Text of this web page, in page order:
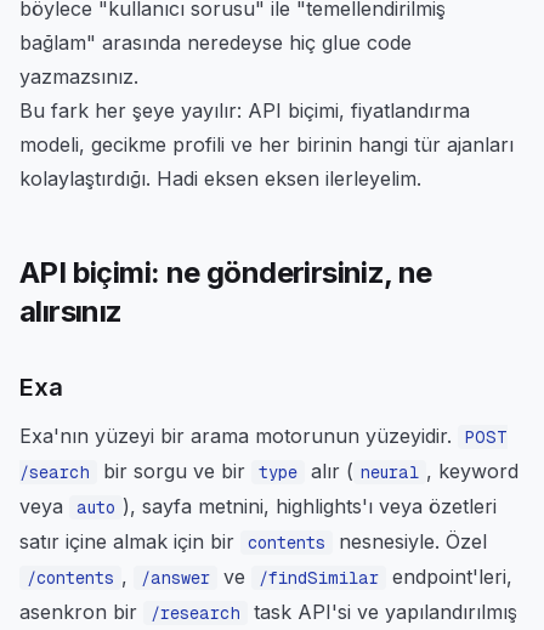
böylece "kullanıcı sorusu" ile "temellendirilmiş
bağlam" arasında neredeyse hiç glue code
yazmazsınız.
Bu fark her şeye yayılır: API biçimi, fiyatlandırma
modeli, gecikme profili ve her birinin hangi tür ajanları
kolaylaştırdığı. Hadi eksen eksen ilerleyelim.
API biçimi: ne gönderirsiniz, ne
alırsınız
Exa
Exa'nın yüzeyi bir arama motorunun yüzeyidir.
POST
/search
bir sorgu ve bir type alır ( neural , keyword
veya
auto ), sayfa metnini, highlights'ı veya özetleri
satır içine almak için bir
contents nesnesiyle. Özel
/contents , /answer ve /findSimilar
endpoint'leri,
asenkron bir
/research
task API'si ve yapılandırılmış